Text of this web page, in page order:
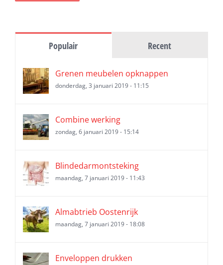
Populair Recent
Grenen meubelen opknappen
donderdag, 3 januari 2019 - 11:15
Combine werking
zondag, 6 januari 2019 - 15:14
Blindedarmontsteking
maandag, 7 januari 2019 - 11:43
Almabtrieb Oostenrijk
maandag, 7 januari 2019 - 18:08
Enveloppen drukken